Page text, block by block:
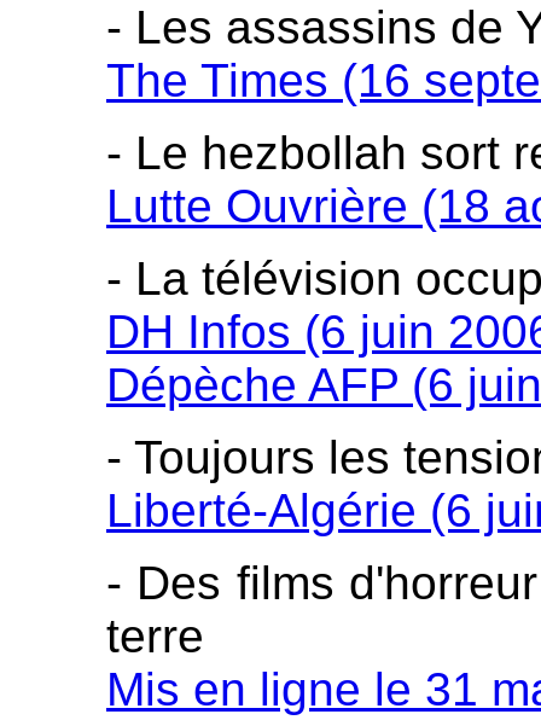
- Les assassins de
The Times (16
- Le hezbollah sort
Lutte Ouvrière (18
- La télévision
DH Infos (6 juin
Dépèche AFP (6
- Toujours les
Liberté-Algérie (6
- Des films
terre
Mis en ligne le 31